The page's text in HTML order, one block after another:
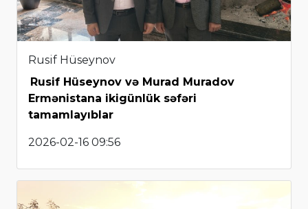
Rusif Hüseynov
Rusif Hüseynov və Murad Muradov
Ermənistana ikigünlük səfəri
tamamlayıblar
2026-02-16 09:56